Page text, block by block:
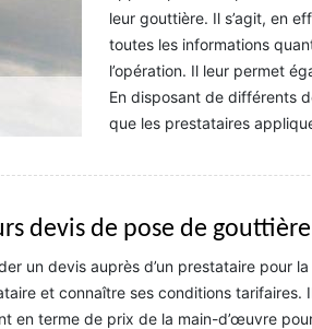
leur gouttière. Il s’agit, en
toutes les informations
l’opération. Il leur permet
En disposant de différents
que les prestataires
devis de pose de gouttière
un devis auprès d’un prestataire pour
et connaître ses conditions
en terme de prix de la main-d’œuvre